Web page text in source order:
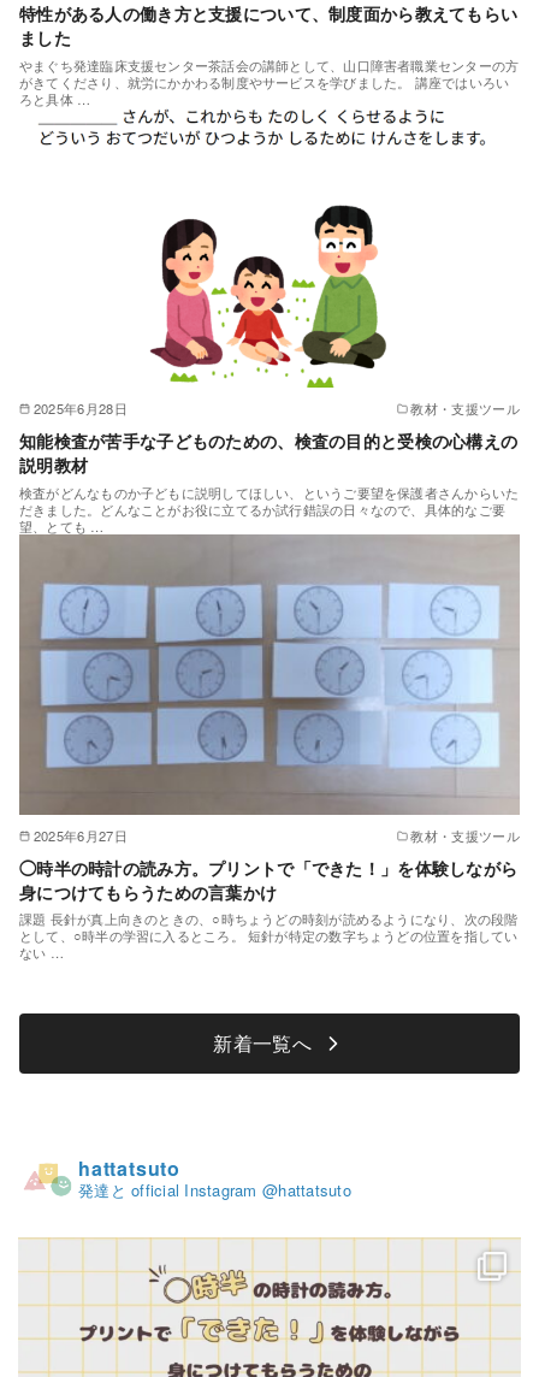
特性がある人の働き方と支援について、制度面から教えてもらい
ました
やまぐち発達臨床支援センター茶話会の講師として、山口障害者職業センターの方
がきてくださり、就労にかかわる制度やサービスを学びました。 講座ではいろい
ろと具体 …
2025年6月28日 教材・支援ツール
知能検査が苦手な子どものための、検査の目的と受検の心構えの
説明教材
検査がどんなものか子どもに説明してほしい、というご要望を保護者さんからいた
だきました。どんなことがお役に立てるか試行錯誤の日々なので、具体的なご要
望、とても …
2025年6月27日 教材・支援ツール
◯時半の時計の読み方。プリントで「できた！」を体験しながら
身につけてもらうための言葉かけ
課題 長針が真上向きのときの、○時ちょうどの時刻が読めるようになり、次の段階
として、○時半の学習に入るところ。 短針が特定の数字ちょうどの位置を指してい
ない …
新着一覧へ
hattatsuto
発達と official Instagram @hattatsuto